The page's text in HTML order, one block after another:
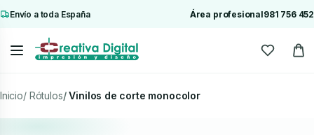
Envío a toda España Área profesional981 756 452
Inicio Rótulos Vinilos de corte monocolor